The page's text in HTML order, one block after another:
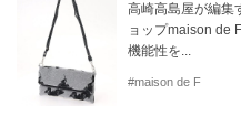
高崎高島屋が編集
ョップmaison de
機能性を...
#maison de F